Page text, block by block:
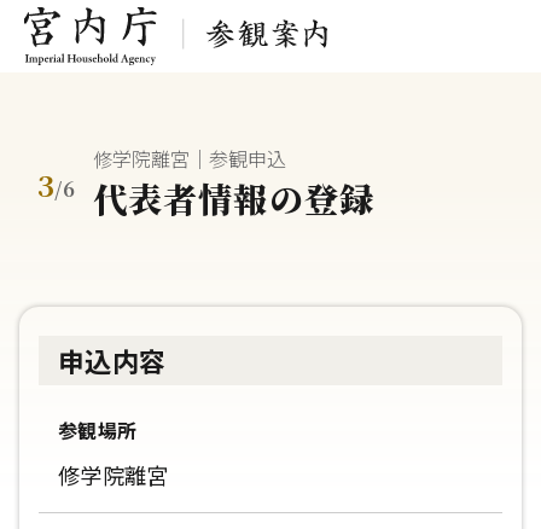
3/6
修学院離宮｜参観申込
代表者情報の登録
申込内容
参観場所
修学院離宮